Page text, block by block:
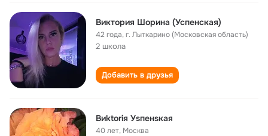
Виктория Шорина (Успенская)
42 года,г. Лыткарино (Московская область)
2 школа
Добавить в друзья
Виktоriя Уsпенsкая
40 лет, Москва